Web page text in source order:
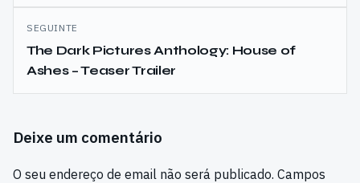
artigos
SEGUINTE
The Dark Pictures Anthology: House of
Ashes – Teaser Trailer
Deixe um comentário
O seu endereço de email não será publicado. Campos